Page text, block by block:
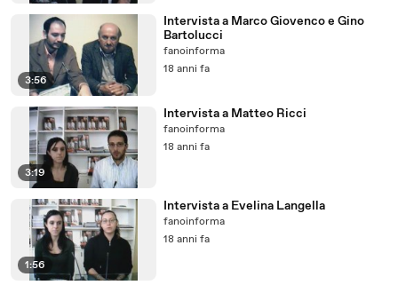
3:56
Intervista a Marco Giovenco e Gino
Bartolucci
fanoinforma
18 anni fa
3:19
Intervista a Matteo Ricci
fanoinforma
18 anni fa
1:56
Intervista a Evelina Langella
fanoinforma
18 anni fa